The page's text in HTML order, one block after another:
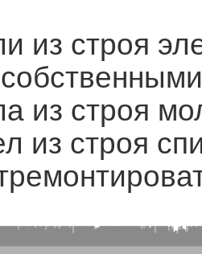
из строя
из строя
из строя